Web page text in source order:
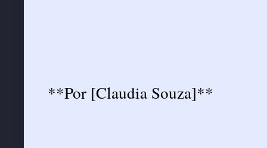
**Por [Claudia Souza]**